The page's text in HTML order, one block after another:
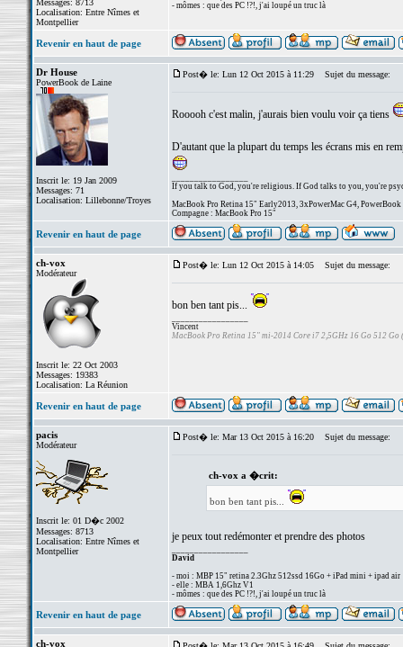
Messages: 8713
Localisation: Entre Nîmes et
Montpellier
- mômes : que des PC !?!, j'ai loupé un truc là
Revenir en haut de page
Dr House
PowerBook de Laine
Inscrit le: 19 Jan 2009
Messages: 71
Localisation: Lillebonne/Troyes
Post� le: Lun 12 Oct 2015 à 11:29 Sujet du message:
Rooooh c'est malin, j'aurais bien voulu voir ça tiens
D'autant que la plupart du temps les écrans mis en
If you talk to God, you're religious. If God talks to you, you're
MacBook Pro Retina 15" Early2013, 3xPowerMac G4, PowerBook
Compagne : MacBook Pro 15"
Revenir en haut de page
ch-vox
Modérateur
Inscrit le: 22 Oct 2003
Messages: 19383
Localisation: La Réunion
Post� le: Lun 12 Oct 2015 à 14:05 Sujet du message:
bon ben tant pis...
Vincent
MacBook Pro Retina 15" mi-2014 Core i7 2,5GHz 16 Go 512 Go
Revenir en haut de page
pacis
Modérateur
Inscrit le: 01 D�c 2002
Messages: 8713
Localisation: Entre Nîmes et
Montpellier
Post� le: Mar 13 Oct 2015 à 16:20 Sujet du message:
ch-vox a �crit:
bon ben tant pis...
je peux tout redémonter et prendre des photos
David
- moi : MBP 15" retina 2.3Ghz 512ssd 16Go + iPad mini + ipad air
- elle : MBA 1,6Ghz V1
- mômes : que des PC !?!, j'ai loupé un truc là
Revenir en haut de page
ch-vox